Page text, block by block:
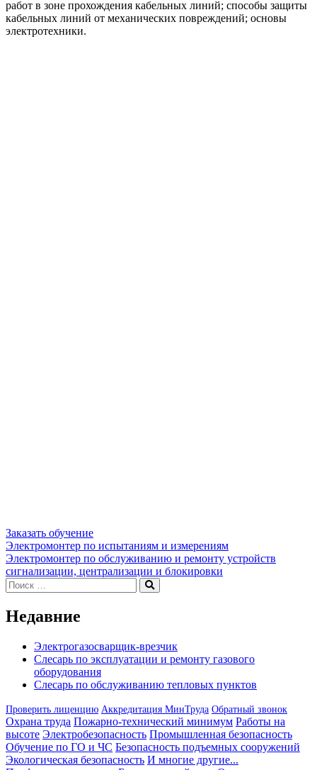
работ в зоне прохождения кабельных линий; способы защиты
кабельных линий от механических повреждений; основы
электротехники.
Заказать обучение
Навигация
по
записям
Электромонтер по испытаниям и измерениям
Электромонтер по обслуживанию и ремонту устройств
сигнализации, централизации и блокировки
Искать:
Поиск
Недавние
Электрогазосварщик-врезчик
Слесарь по эксплуатации и ремонту газового
оборудования
Слесарь по обслуживанию тепловых пунктов
Проверить лиценцию Аккредитация МинТруда Обратный звонок
Охрана труда Пожарно-технический минимум Работы на
высоте Электробезопасность Промышленная безопасность
Обучение по ГО и ЧС Безопасность подъемных сооружений
Экологическая безопасность И многие другие...